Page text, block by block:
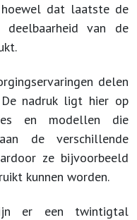
dat laatste de
van de
delen
nadruk ligt hier op
en modellen die
de verschillende
ze bijvoorbeeld
kunnen worden.
er een twintigtal